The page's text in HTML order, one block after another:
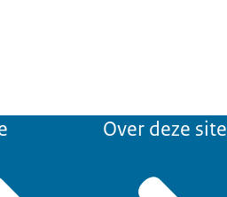
Over deze site